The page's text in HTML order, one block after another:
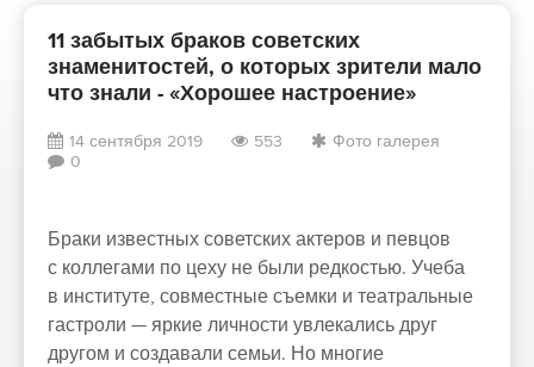
11 забытых браков советских
знаменитостей, о которых зрители мало
что знали - «Хорошее настроение»
14 сентября 2019 553
Фото галерея
0
Браки известных советских актеров и певцов
с коллегами по цеху не были редкостью. Учеба
в институте, совместные съемки и театральные
гастроли — яркие личности увлекались друг
другом и создавали семьи. Но многие